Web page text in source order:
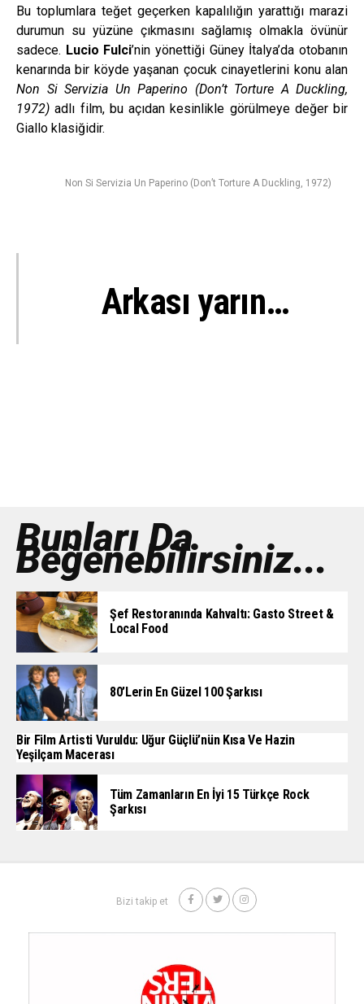
Bu toplumlara teğet geçerken kapalılığın yarattığı marazi
durumun su yüzüne çıkmasını sağlamış olmakla övünür
sadece. Lucio Fulci’nin yönettiği Güney İtalya’da otobanın
kenarında bir köyde yaşanan çocuk cinayetlerini konu alan
Non Si Servizia Un Paperino (Don’t Torture A Duckling,
1972) adlı film, bu açıdan kesinlikle görülmeye değer bir
Giallo klasiğidir.
Non Si Servizia Un Paperino (Don’t Torture A Duckling, 1972)
Arkası yarın…
Bunları Da
Beğenebilirsiniz...
Şef Restoranında Kahvaltı: Gasto Street &
Local Food
80’lerin En Güzel 100 Şarkısı
Bir Film Artisti Vuruldu: Uğur Güçlü’nün Kısa Ve Hazin
Yeşilçam Macerası
Tüm Zamanların En İyi 15 Türkçe Rock
Şarkısı
Bizi takip et